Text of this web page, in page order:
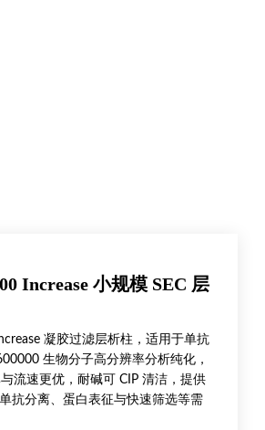
Increase 小规模 SEC 层
凝胶过滤层析柱，适用于单抗
生物分子高分辨率分析纯化，
流速更优，耐碱可 CIP 清洁，提供
抗分离、蛋白表征与快速筛选等需